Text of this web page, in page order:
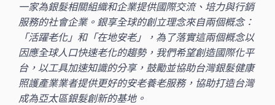
一家為銀髮相關組織和企業提供國際交流、培力與行銷
服務的社會企業。銀享全球的創立理念來自兩個概念：
「活躍老化」和「在地安老」，為了落實這兩個概念以
因應全球人口快速老化的趨勢，我們希望創造國際化平
台，以工具加速知識的分享，鼓勵並協助台灣銀髮健康
照護產業業者提供更好的安老養老服務，協助打造台灣
成為亞太區銀髮創新的基地。